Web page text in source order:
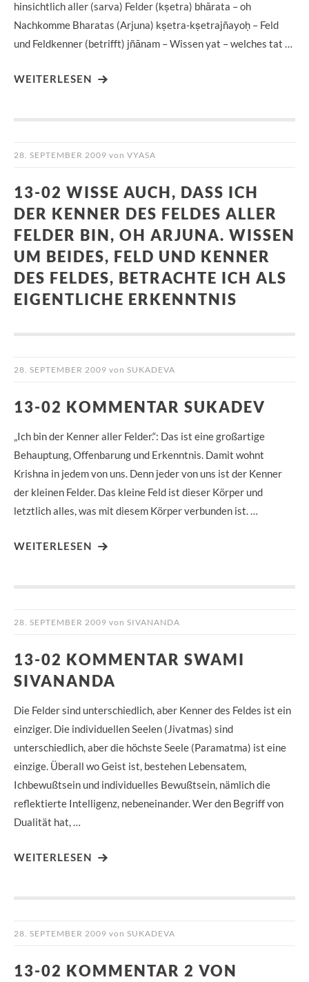
hinsichtlich aller (sarva) Felder (kṣetra) bhārata – oh
Nachkomme Bharatas (Arjuna) kṣetra-kṣetrajñayoḥ – Feld
und Feldkenner (betrifft) jñānam – Wissen yat – welches tat …
WEITERLESEN
28. SEPTEMBER 2009 von VYASA
13-02 WISSE AUCH, DASS ICH
DER KENNER DES FELDES ALLER
FELDER BIN, OH ARJUNA. WISSEN
UM BEIDES, FELD UND KENNER
DES FELDES, BETRACHTE ICH ALS
EIGENTLICHE ERKENNTNIS
28. SEPTEMBER 2009 von SUKADEVA
13-02 KOMMENTAR SUKADEV
„Ich bin der Kenner aller Felder.“: Das ist eine großartige
Behauptung, Offenbarung und Erkenntnis. Damit wohnt
Krishna in jedem von uns. Denn jeder von uns ist der Kenner
der kleinen Felder. Das kleine Feld ist dieser Körper und
letztlich alles, was mit diesem Körper verbunden ist. …
WEITERLESEN
28. SEPTEMBER 2009 von SIVANANDA
13-02 KOMMENTAR SWAMI
SIVANANDA
Die Felder sind unterschiedlich, aber Kenner des Feldes ist ein
einziger. Die individuellen Seelen (Jivatmas) sind
unterschiedlich, aber die höchste Seele (Paramatma) ist eine
einzige. Überall wo Geist ist, bestehen Lebensatem,
Ichbewußtsein und individuelles Bewußtsein, nämlich die
reflektierte Intelligenz, nebeneinander. Wer den Begriff von
Dualität hat, …
WEITERLESEN
28. SEPTEMBER 2009 von SUKADEVA
13-02 KOMMENTAR 2 VON